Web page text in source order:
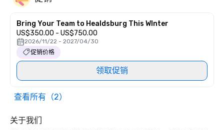
Bring Your Team to Healdsburg This WInter
US$350.00 - US$750.00
2026/11/22 - 2027/04/30
促销价格
领取促销
查看所有（2）
关于我们